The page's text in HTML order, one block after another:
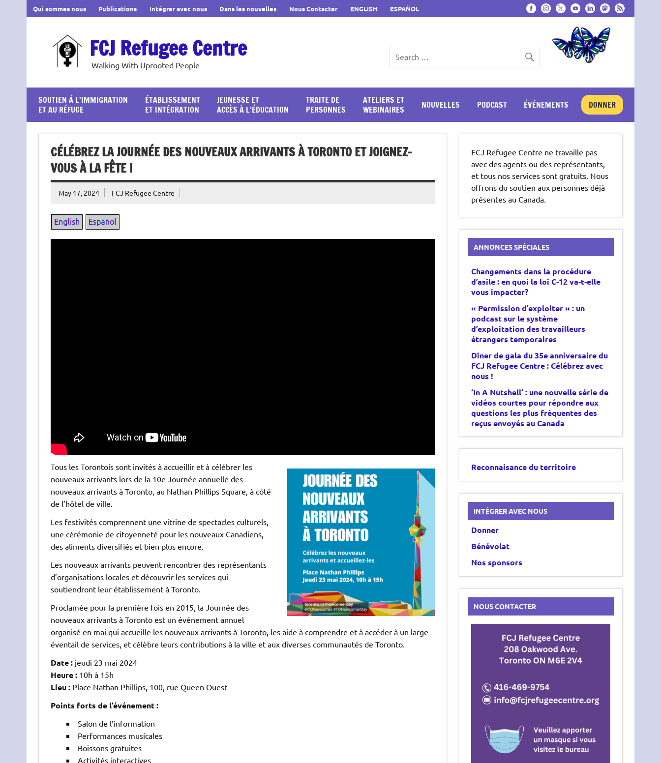
Qui sommes nous Publications Intégrer avec nous Dans les nouvelles Nous Contacter ENGLISH ESPAÑOL
FCJ Refugee Centre
Walking With Uprooted People
SOUTIEN Á L’IMMIGRATION
ET AU RÉFUGE
ÉTABLISSEMENT
ET INTÉGRATION
JEUNESSE ET
ACCÈS À L’ÉDUCATION
TRAITE DE
PERSONNES
ATELIERS ET
WEBINAIRES
NOUVELLES PODCAST ÉVÉNEMENTS DONNER
CÉLÉBREZ LA JOURNÉE DES NOUVEAUX ARRIVANTS À TORONTO ET JOIGNEZ-
VOUS À LA FÊTE !
May 17, 2024 FCJ Refugee Centre
Tous les Torontois sont invités à accueillir et à célébrer les
nouveaux arrivants lors de la 10e Journée annuelle des
nouveaux arrivants à Toronto, au Nathan Phillips Square, à côté
de l’hôtel de ville.
Les festivités comprennent une vitrine de spectacles culturels,
une cérémonie de citoyenneté pour les nouveaux Canadiens,
des aliments diversifiés et bien plus encore.
Les nouveaux arrivants peuvent rencontrer des représentants
d’organisations locales et découvrir les services qui
soutiendront leur établissement à Toronto.
Proclamée pour la première fois en 2015, la Journée des
nouveaux arrivants à Toronto est un événement annuel
organisé en mai qui accueille les nouveaux arrivants à Toronto, les aide à comprendre et à accéder à un large
éventail de services, et célèbre leurs contributions à la ville et aux diverses communautés de Toronto.
Date :jeudi 23 mai 2024
Heure :10h à 15h
Lieu :Place Nathan Phillips, 100, rue Queen Ouest
Points forts de l’événement :
Salon de l’information
Performances musicales
Boissons gratuites
Activités interactives
FCJ Refugee Centre ne travaille pas
avec des agents ou des représentants,
et tous nos services sont gratuits. Nous
offrons du soutien aux personnes déjà
présentes au Canada.
ANNONCES SPÉCIALES
Changements dans la procédure
d’asile :en quoi la loi C-12va-t-elle
vous impacter?
« Permission d’exploiter » : un
podcast sur le système
d’exploitation des travailleurs
étrangers temporaires
Dîner de gala du 35e anniversaire du
FCJ Refugee Centre : Célébrez avec
nous !
‘In A Nutshell’ : une nouvelle série de
vidéos courtes pour répondre aux
questions les plus fréquentes des
reçus envoyés au Canada
Reconnaisance du territoire
INTÉGRER AVEC NOUS
Donner
Bénévolat
Nos sponsors
NOUS CONTACTER